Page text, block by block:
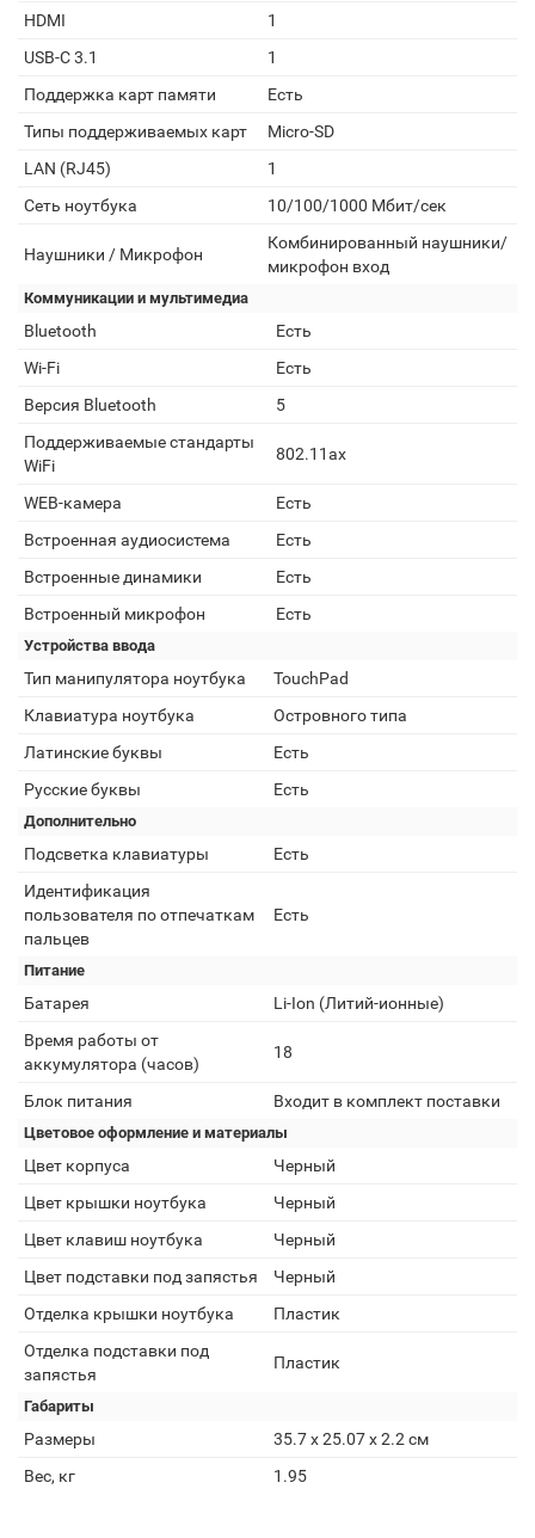
HDMI
1
USB-C 3.1
1
Поддержка карт памяти
Есть
Типы поддерживаемых карт
Micro-SD
LAN (RJ45)
1
Сеть ноутбука
10/100/1000 Мбит/сек
Наушники / Микрофон
Комбинированный наушники/
микрофон вход
Коммуникации и мультимедиа
Bluetooth
Есть
Wi-Fi
Есть
Версия Bluetooth
5
Поддерживаемые стандарты
WiFi
802.11ax
WEB-камера
Есть
Встроенная аудиосистема
Есть
Встроенные динамики
Есть
Встроенный микрофон
Есть
Устройства ввода
Тип манипулятора ноутбука
TouchPad
Клавиатура ноутбука
Островного типа
Латинские буквы
Есть
Русские буквы
Есть
Дополнительно
Подсветка клавиатуры
Есть
Идентификация
пользователя по отпечаткам
пальцев
Есть
Питание
Батарея
Li-Ion (Литий-ионные)
Время работы от
аккумулятора (часов)
18
Блок питания Входит в комплект поставки
Цветовое оформление и материалы
Цвет корпуса
Черный
Цвет крышки ноутбука
Черный
Цвет клавиш ноутбука
Черный
Цвет подставки под запястья
Черный
Отделка крышки ноутбука
Пластик
Отделка подставки под
запястья
Пластик
Габариты
Размеры
35.7 х 25.07 х 2.2 см
Вес, кг
1.95